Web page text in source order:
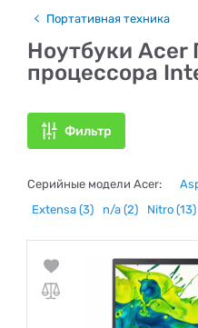
Портативная техника
Ноутбуки Acer
процессора
Фильтр
Серийные модели Acer:
Extensa (3) n/a (2) Nitro (13)